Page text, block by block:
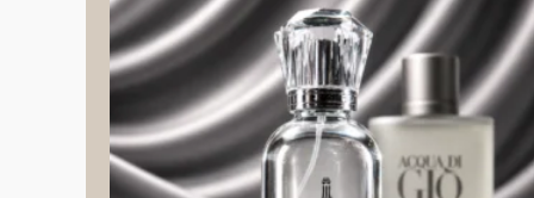
$ 40.000
through
$ 100.000
tiene
múltiples
variantes.
Las
opciones